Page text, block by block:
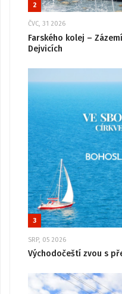
2
ČVC, 31 2026
Farského kolej –
Dejvicích
3
SRP, 05 2026
Východočeští zvou s